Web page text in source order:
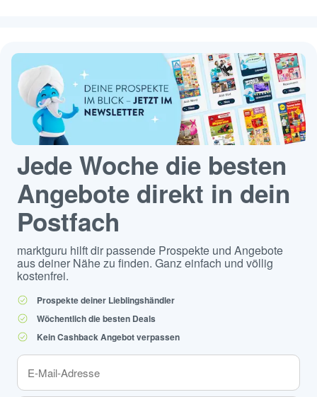
Jede Woche die besten
Angebote direkt in dein
Postfach
marktguru hilft dir passende Prospekte und Angebote
aus deiner Nähe zu finden. Ganz einfach und völlig
kostenfrei.
Prospekte deiner Lieblingshändler
Wöchentlich die besten Deals
Kein Cashback Angebot verpassen